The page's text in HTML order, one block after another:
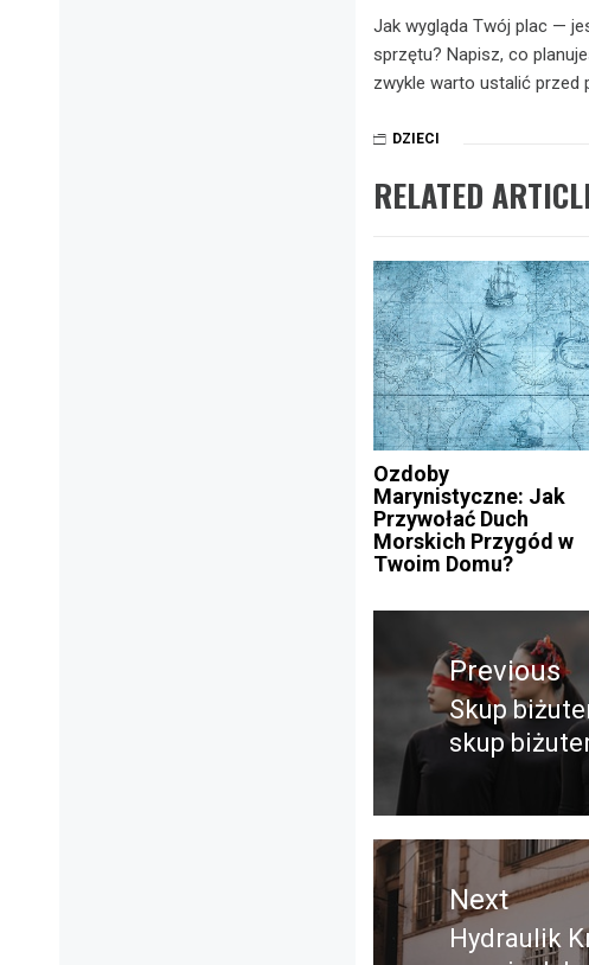
Jak wygląda Twój plac —
sprzętu? Napisz, co
zwykle warto ustalić przed
DZIECI
RELATED
Ozdoby
Marynistyczne: Jak
Przywołać Duch
Morskich Przygód w
Twoim Domu?
Nawigacja
wpisuPrevious
Previous
post:
Skup
skup
Next
Next
Hydraulik